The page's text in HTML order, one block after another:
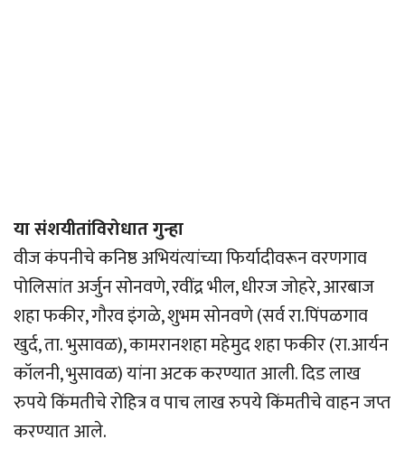
या संशयीतांविरोधात गुन्हा
वीज कंपनीचे कनिष्ठ अभियंत्यांच्या फिर्यादीवरून वरणगाव
पोलिसांत अर्जुन सोनवणे, रवींद्र भील, धीरज जोहरे, आरबाज
शहा फकीर, गौरव इंगळे, शुभम सोनवणे (सर्व रा.पिंपळगाव
खुर्द, ता. भुसावळ), कामरानशहा महेमुद शहा फकीर (रा.आर्यन
कॉलनी, भुसावळ) यांना अटक करण्यात आली. दिड लाख
रुपये किंमतीचे रोहित्र व पाच लाख रुपये किंमतीचे वाहन जप्त
करण्यात आले.